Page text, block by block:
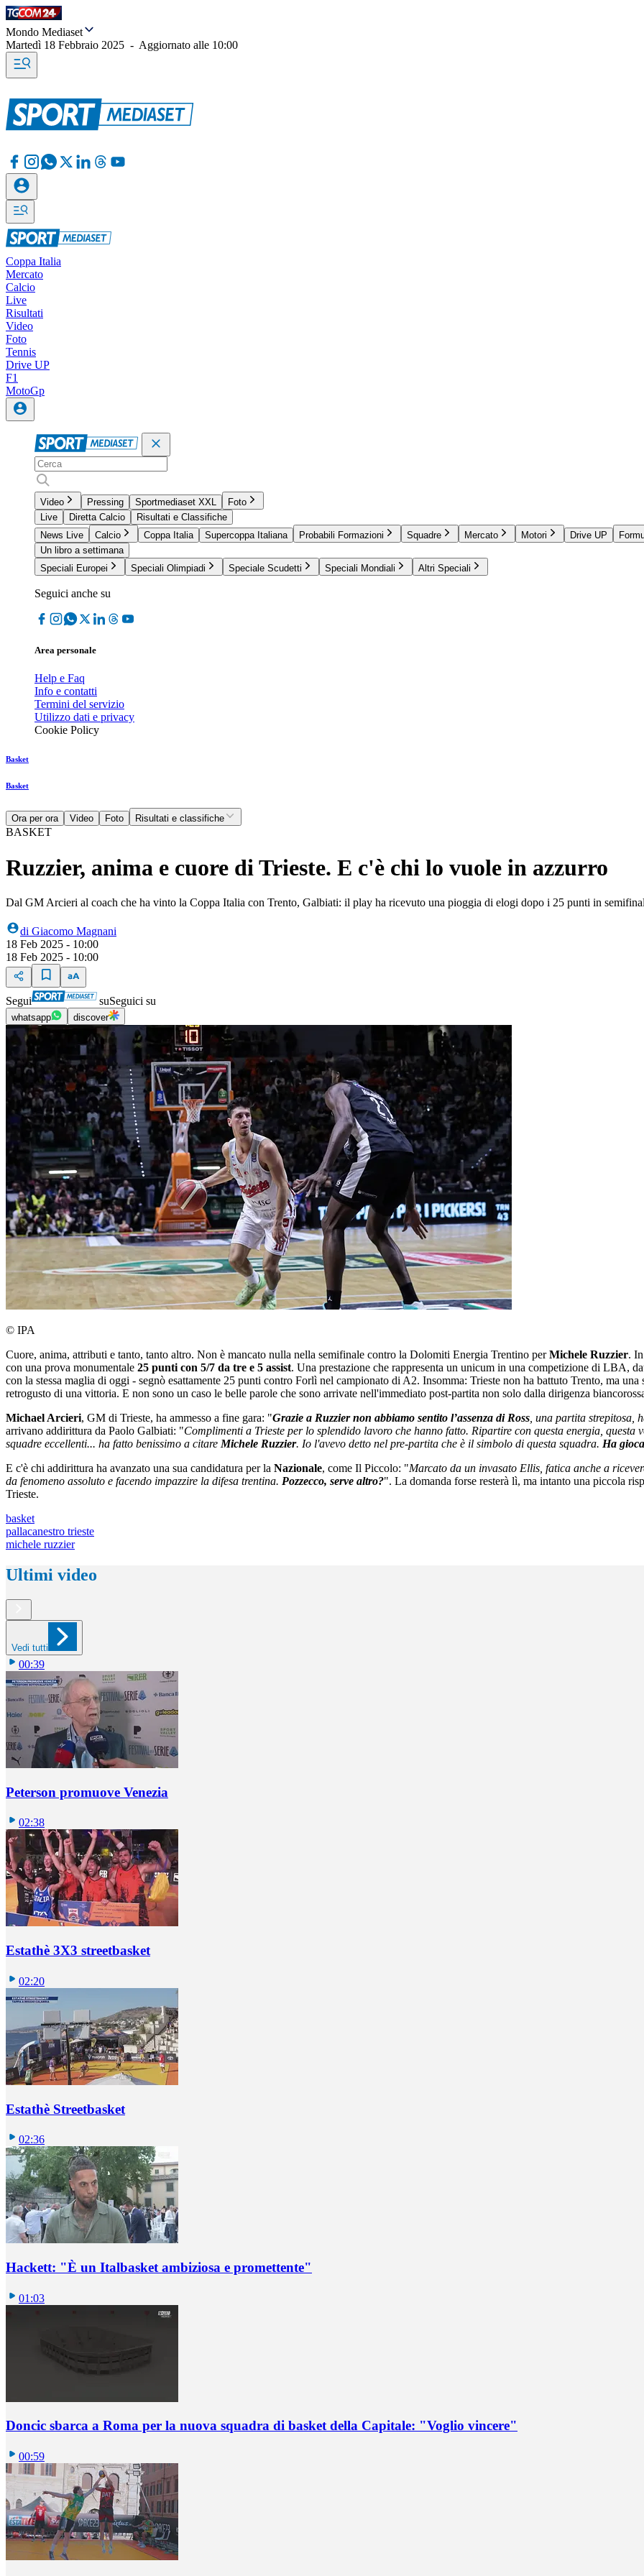
Mondo Mediaset
Martedì 18 Febbraio 2025 - Aggiornato alle 10:00
Coppa Italia
Mercato
Calcio
Live
Risultati
Video
Foto
Tennis
Drive UP
F1
MotoGp
Video Pressing Sportmediaset XXL
Foto
Live
Diretta Calcio
Risultati e Classifiche
News Live
Calcio Coppa Italia Supercoppa Italiana Probabili Formazioni Squadre Mercato Motori Drive UP
Un libro a settimana
Speciali Europei
Speciali Olimpiadi Speciale Scudetti Speciali Mondiali Altri Speciali
Seguici anche su
Area personale
Help e Faq
Info e contatti
Termini del servizio
Utilizzo dati e privacy
Cookie Policy
Basket
Basket
Ora per ora Video Foto Risultati e classifiche
BASKET
Ruzzier, anima e cuore di Trieste. E c'è chi lo vuole in azzurro
Dal GM Arcieri al coach che ha vinto la Coppa Italia con Trento, Galbiati: il play ha ricevuto una pioggia di elogi dopo i 25 punti in
di Giacomo Magnani
18 Feb 2025 - 10:00
18 Feb 2025 - 10:00
Segui suSeguici su
whatsapp discover
© IPA
Cuore, anima, attributi e tanto, tanto altro. Non è mancato nulla nella semifinale contro la Dolomiti Energia Trentino perMichele Ruzzier.
con una prova monumentale 25 punti con 5/7 da tre e 5 assist. Una prestazione che rappresenta un unicum in una competizione di LBA,
con la stessa maglia di oggi - segnò esattamente 25 punti contro Forlì nel campionato di A2. Insomma: Trieste non ha battuto Trento, ma
retrogusto di una vittoria. E non sono un caso le belle parole che sono arrivate nell'immediato post-partita non solo dalla dirigenza
Michael Arcieri, GM di Trieste, ha ammesso a fine gara: "Grazie a Ruzzier non abbiamo sentito l’assenza di Ross , una partita strepitosa,
arrivano addirittura da Paolo Galbiati: "Complimenti a Trieste per lo splendido lavoro che hanno fatto. Ripartire con questa energia,
squadre eccellenti... ha fatto benissimo a citare Michele Ruzzier. Io l'avevo detto nel pre-partita che è il simbolo di questa squadra. Ha
E c'è chi addirittura ha avanzato una sua candidatura per la Nazionale, come Il Piccolo: "Marcato da un invasato Ellis, fatica anche a
da fenomeno assoluto e facendo impazzire la difesa trentina. Pozzecco, serve altro?". La domanda forse resterà lì, ma intanto una piccola
Trieste.
basket
pallacanestro trieste
michele ruzzier
Ultimi video
Vedi tutti
00:39
Peterson promuove Venezia
02:38
Estathè 3X3 streetbasket
02:20
Estathè Streetbasket
02:36
Hackett: "È un Italbasket ambiziosa e promettente"
01:03
Doncic sbarca a Roma per la nuova squadra di basket della Capitale: "Voglio vincere"
00:59